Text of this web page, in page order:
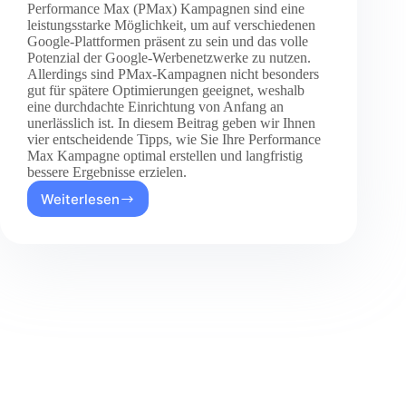
Performance Max (PMax) Kampagnen sind eine
leistungsstarke Möglichkeit, um auf verschiedenen
Google-Plattformen präsent zu sein und das volle
Potenzial der Google-Werbenetzwerke zu nutzen.
Allerdings sind PMax-Kampagnen nicht besonders
gut für spätere Optimierungen geeignet, weshalb
eine durchdachte Einrichtung von Anfang an
unerlässlich ist. In diesem Beitrag geben wir Ihnen
vier entscheidende Tipps, wie Sie Ihre Performance
Max Kampagne optimal erstellen und langfristig
bessere Ergebnisse erzielen.
Weiterlesen